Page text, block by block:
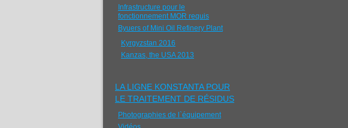
Infrastructure pour le
fonctionnement MOR requis
Byuers of Mini Oil Refinery Plant
Kyrgyzstan 2016
Kanzas, the USA 2013
LA LIGNE KONSTANTA POUR
LE TRAITEMENT DE RÉSIDUS
Photographies de l`équipement